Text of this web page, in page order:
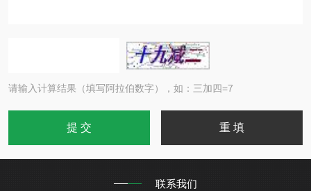
请输入计算结果（填写阿拉伯数字），如：三加四=7
联系我们